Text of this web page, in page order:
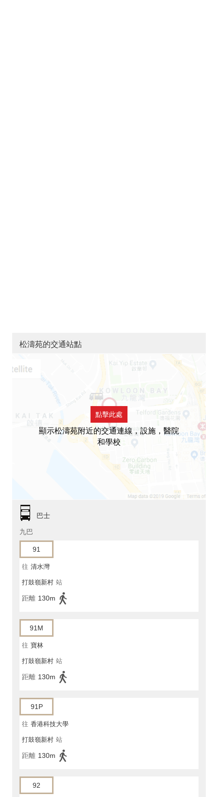
松濤苑的交通站點
點擊此處
顯示松濤苑附近的交通連線，設施，醫院
和學校
巴士
九巴
91
往 清水灣
打鼓嶺新村 站
距離 130m
91M
往 寶林
打鼓嶺新村 站
距離 130m
91P
往 香港科技大學
打鼓嶺新村 站
距離 130m
92